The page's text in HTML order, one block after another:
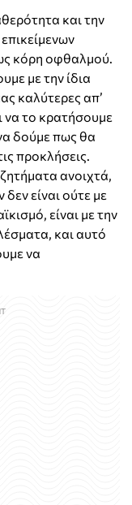
και την
κόρη οφθαλμού.
με την ίδια
καλύτερες απ’
να το κρατήσουμε
δούμε πως θα
προκλήσεις.
ανοιχτά,
είναι ούτε με
είναι με την
και αυτό
να